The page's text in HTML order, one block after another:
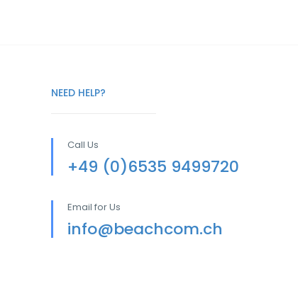
NEED HELP?
Call Us
+49 (0)6535 9499720
Email for Us
info@beachcom.ch